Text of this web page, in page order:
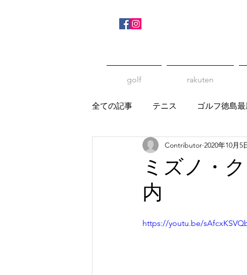
golf rakuten
全ての記事 テニス ゴルフ徳島
ミズノ・
内
Contributor 2020年10月5
https://youtu.be/